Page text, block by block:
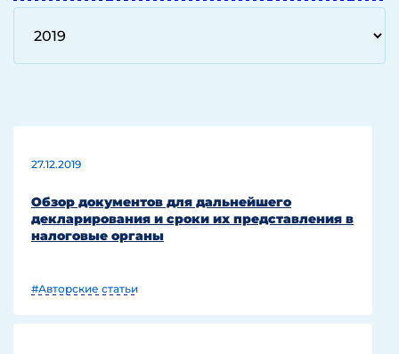
27.12.2019
Обзор документов для дальнейшего
декларирования и сроки их представления в
налоговые органы
#Авторские статьи